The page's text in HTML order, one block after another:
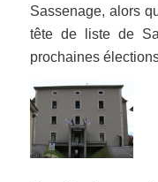
Sassenage, alors
tête de liste de
prochaines